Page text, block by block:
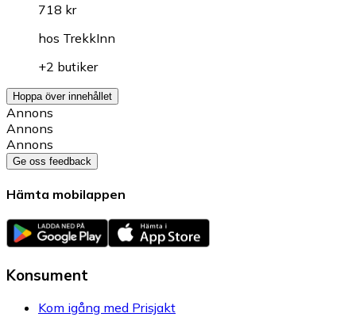
718 kr
hos TrekkInn
+2 butiker
Hoppa över innehållet
Annons
Annons
Annons
Ge oss feedback
Hämta mobilappen
Konsument
Kom igång med Prisjakt